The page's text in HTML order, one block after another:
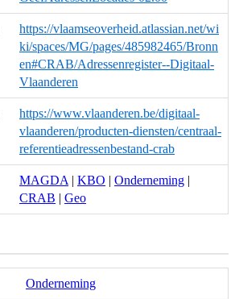
https://vlaamseoverheid.atlassian.net/wi
ki/spaces/MG/pages/485982465/Bronn
en#CRAB/Adressenregister--Digitaal-
Vlaanderen
https://www.vlaanderen.be/digitaal-
vlaanderen/producten-diensten/centraal-
referentieadressenbestand-crab
MAGDA | KBO | Onderneming |
CRAB | Geo
Onderneming